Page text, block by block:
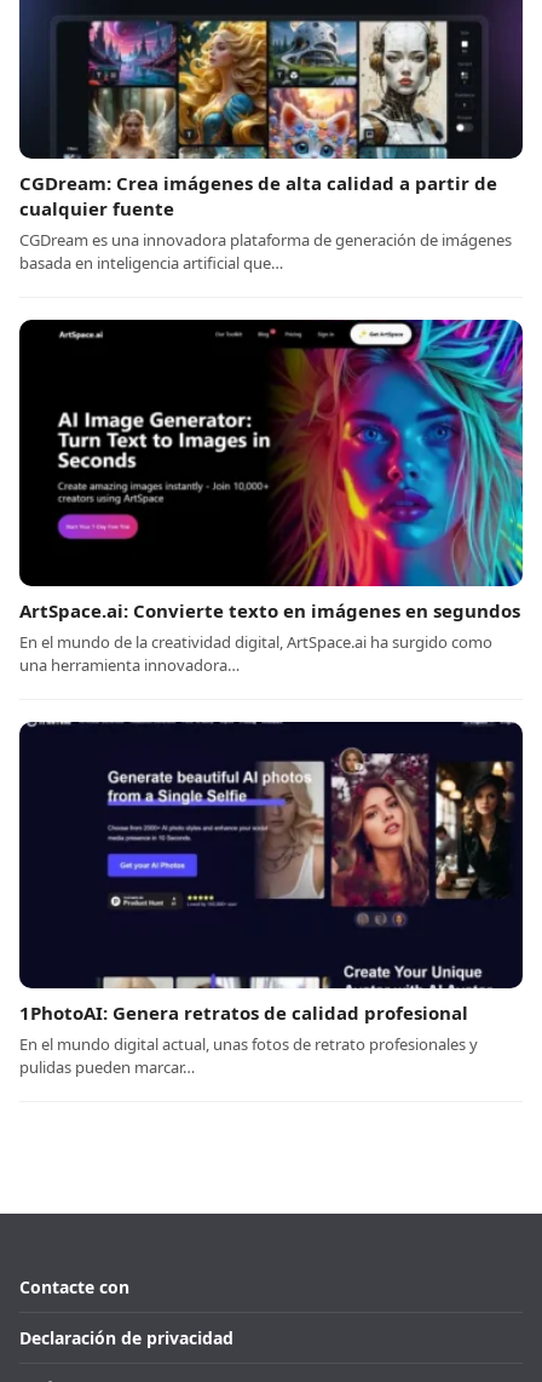
CGDream: Crea imágenes de alta calidad a partir de
cualquier fuente
CGDream es una innovadora plataforma de generación de imágenes
basada en inteligencia artificial que…
ArtSpace.ai: Convierte texto en imágenes en segundos
En el mundo de la creatividad digital, ArtSpace.ai ha surgido como
una herramienta innovadora…
1PhotoAI: Genera retratos de calidad profesional
En el mundo digital actual, unas fotos de retrato profesionales y
pulidas pueden marcar…
Contacte con
Declaración de privacidad